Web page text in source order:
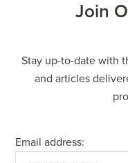
Join
Stay up-to-date with
and articles
Email address: